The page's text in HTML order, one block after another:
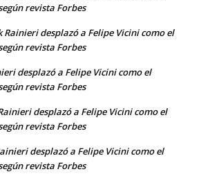
revista Forbes
Rainieri desplazó a Felipe Vicini como el
revista Forbes
desplazó a Felipe Vicini como el
revista Forbes
desplazó a Felipe Vicini como el
revista Forbes
desplazó a Felipe Vicini como el
revista Forbes